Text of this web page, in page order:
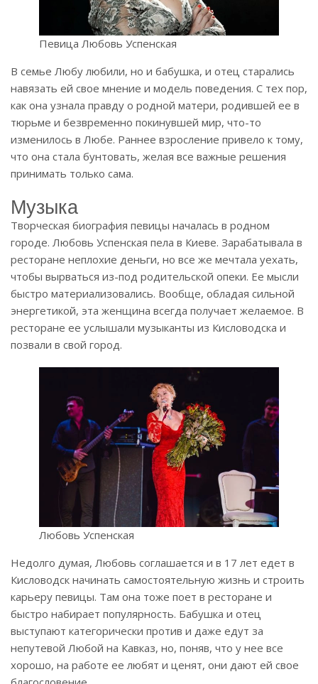
Певица Любовь Успенская
В семье Любу любили, но и бабушка, и отец старались
навязать ей свое мнение и модель поведения. С тех пор,
как она узнала правду о родной матери, родившей ее в
тюрьме и безвременно покинувшей мир, что-то
изменилось в Любе. Раннее взросление привело к тому,
что она стала бунтовать, желая все важные решения
принимать только сама.
Музыка
Творческая биография певицы началась в родном
городе. Любовь Успенская пела в Киеве. Зарабатывала в
ресторане неплохие деньги, но все же мечтала уехать,
чтобы вырваться из-под родительской опеки. Ее мысли
быстро материализовались. Вообще, обладая сильной
энергетикой, эта женщина всегда получает желаемое. В
ресторане ее услышали музыканты из Кисловодска и
позвали в свой город.
Любовь Успенская
Недолго думая, Любовь соглашается и в 17 лет едет в
Кисловодск начинать самостоятельную жизнь и строить
карьеру певицы. Там она тоже поет в ресторане и
быстро набирает популярность. Бабушка и отец
выступают категорически против и даже едут за
непутевой Любой на Кавказ, но, поняв, что у нее все
хорошо, на работе ее любят и ценят, они дают ей свое